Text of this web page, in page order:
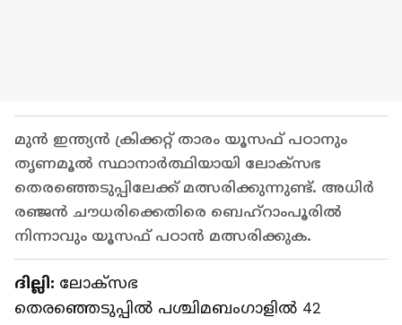
മുൻ ഇന്ത്യൻ ക്രിക്കറ്റ് താരം യൂസഫ് പഠാനും
തൃണമൂല്‍ സ്ഥാനാർ‍ത്ഥിയായി ലോക്സഭ
തെരഞ്ഞെടുപ്പിലേക്ക് മത്സരിക്കുന്നുണ്ട്. അധിർ
രഞ്ജൻ ചൗധരിക്കെതിരെ ബെഹ്റാംപൂരില്‍
നിന്നാവും യൂസഫ് പഠാന്‍ മത്സരിക്കുക.
ദില്ലി: ലോക്സഭ
തെരഞ്ഞെടുപ്പില്‍ പശ്ചിമബംഗാളില്‍ 42